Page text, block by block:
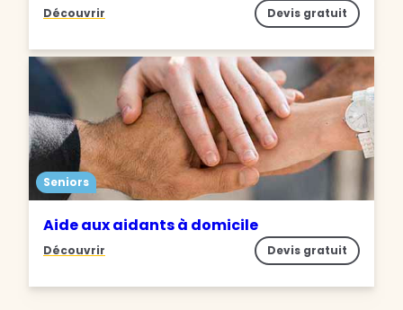
Découvrir Devis gratuit
Seniors
Aide aux aidants à domicile
Découvrir Devis gratuit